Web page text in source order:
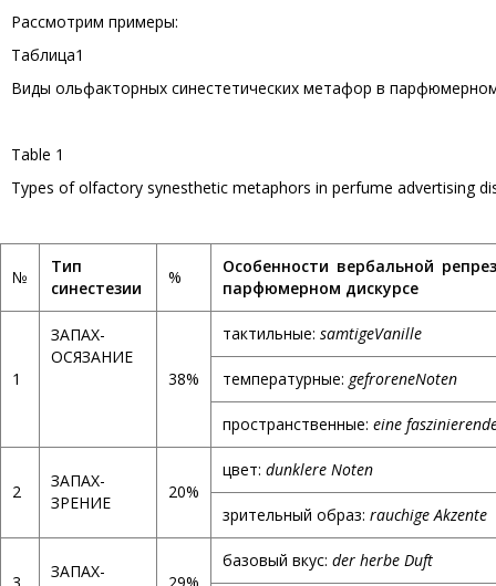
Рассмотрим примеры:
Таблица1
Виды ольфакторных синестетических метафор в
Table 1
Types of olfactory synesthetic metaphors in perfume advertising
№
Тип
синестезии
%
Особенности вербальной
парфюмерном дискурсе
1
ЗАПАХ-
ОСЯЗАНИЕ
38%
тактильные: samtigeVanille
температурные: gefroreneNoten
пространственные: eine
2
ЗАПАХ-
ЗРЕНИЕ
20%
цвет: dunklere Noten
зрительный образ: rauchige Akzente
ЗАПАХ-
базовый вкус: der herbe Duft